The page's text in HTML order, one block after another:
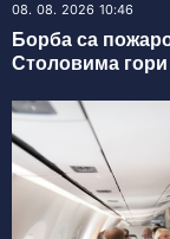
08. 08. 2026 10:46
Борба са
Столовима